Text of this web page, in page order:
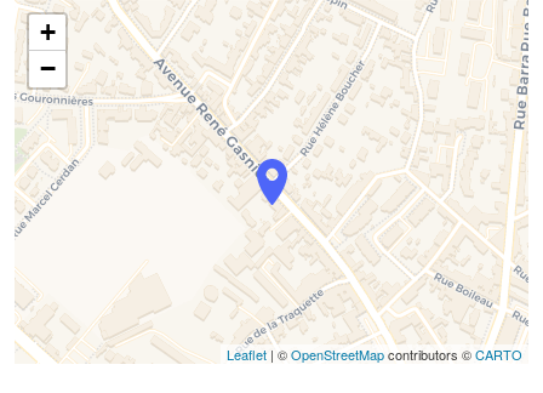
+
−
Leaflet | ©OpenStreetMapcontributors ©CARTO